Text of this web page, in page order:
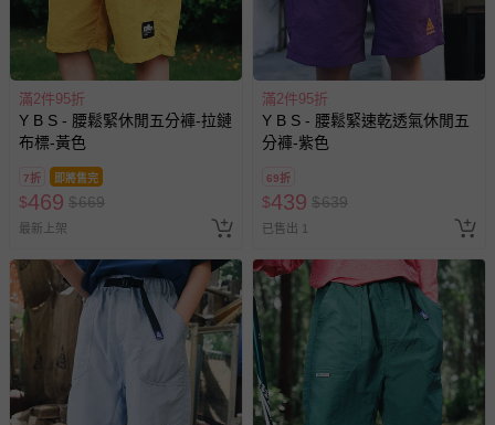
滿2件95折
Y B S - 腰鬆緊休閒五分褲-拉鏈
布標-黃色
7折 即將售完
$469 $669
最新上架
滿2件95折
Y B S - 腰鬆緊速乾透氣休閒五
分褲-紫色
69折
$439 $639
已售出 1